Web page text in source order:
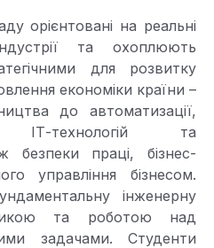
орієнтовані на реальні
та охоплюють
для розвитку
економіки країни –
до автоматизації,
ІТ-технологій та
безпеки праці, бізнес-
управління бізнесом.
інженерну
та роботою над
задачами. Студенти